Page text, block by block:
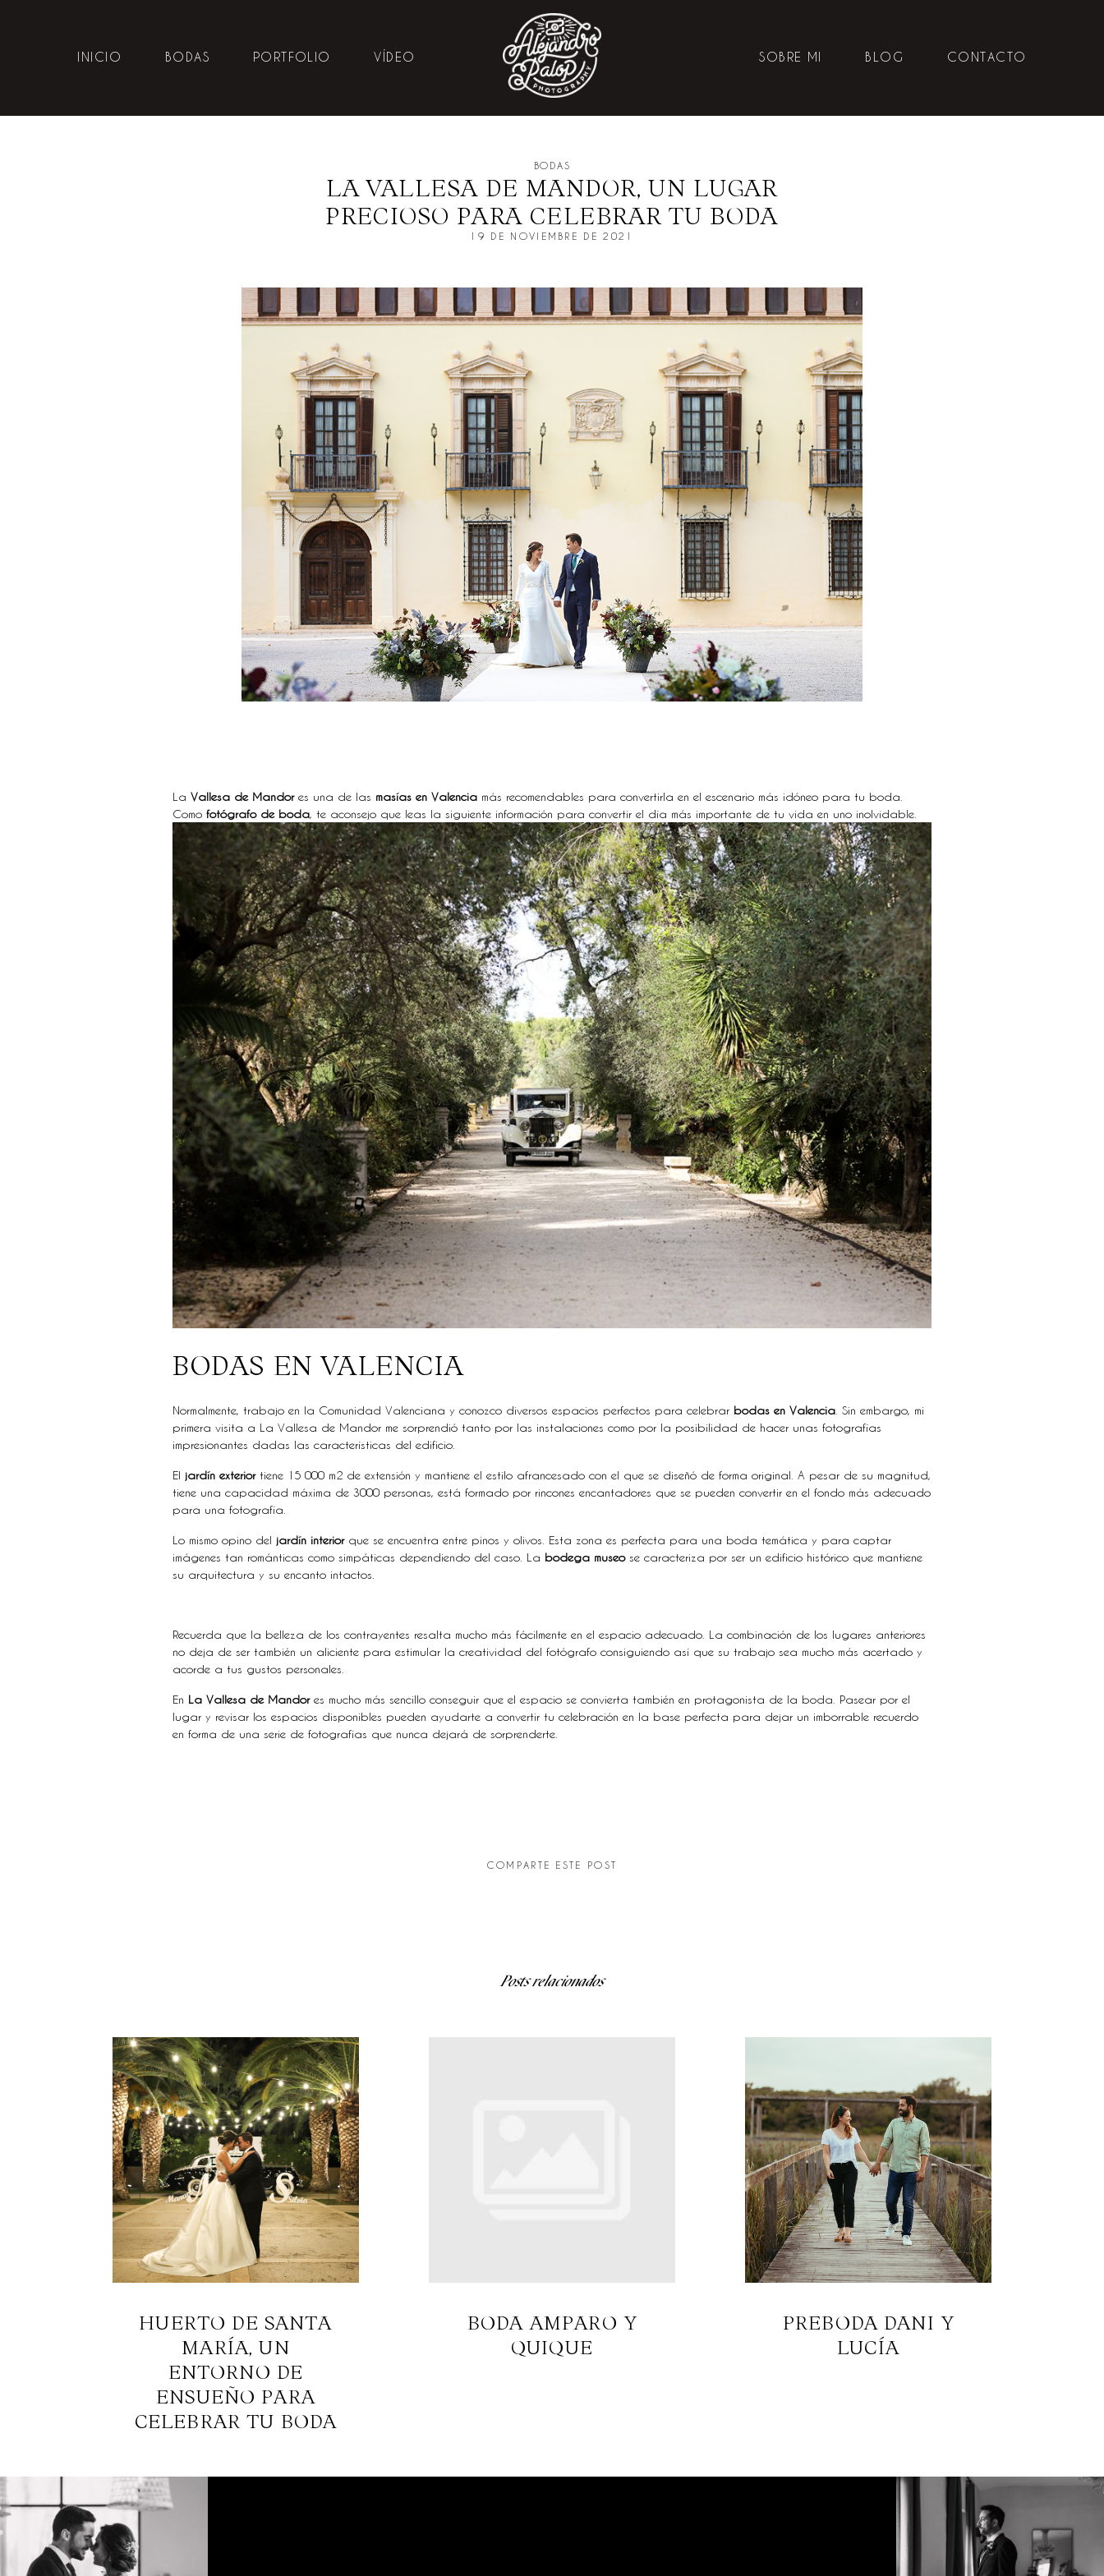
INICIO BODAS PORTFOLIO VÍDEO SOBRE MI BLOG CONTACTO
BODAS
LA VALLESA DE MANDOR, UN LUGAR
PRECIOSO PARA CELEBRAR TU BODA
19 DE NOVIEMBRE DE 2021
La Vallesa de Mandores una de las masías en Valenciamás recomendables para convertirla en el escenario más idóneo para tu boda.
Como fotógrafo de boda, te aconsejo que leas la siguiente información para convertir el día más importante de tu vida en uno inolvidable.
BODAS EN VALENCIA
Normalmente, trabajo en la Comunidad Valenciana y conozco diversos espacios perfectos para celebrar bodas en Valencia. Sin embargo, mi
primera visita a La Vallesa de Mandor me sorprendió tanto por las instalaciones como por la posibilidad de hacer unas fotografías
impresionantes dadas las características del edificio.
El jardín exteriortiene 15 000 m2 de extensión y mantiene el estilo afrancesado con el que se diseñó de forma original. A pesar de su magnitud,
tiene una capacidad máxima de 3000 personas, está formado por rincones encantadores que se pueden convertir en el fondo más adecuado
para una fotografía.
Lo mismo opino del jardín interiorque se encuentra entre pinos y olivos. Esta zona es perfecta para una boda temática y para captar
imágenes tan románticas como simpáticas dependiendo del caso. La bodega museose caracteriza por ser un edificio histórico que mantiene
su arquitectura y su encanto intactos.
Recuerda que la belleza de los contrayentes resalta mucho más fácilmente en el espacio adecuado. La combinación de los lugares anteriores
no deja de ser también un aliciente para estimular la creatividad del fotógrafo consiguiendo así que su trabajo sea mucho más acertado y
acorde a tus gustos personales.
En La Vallesa de Mandores mucho más sencillo conseguir que el espacio se convierta también en protagonista de la boda. Pasear por el
lugar y revisar los espacios disponibles pueden ayudarte a convertir tu celebración en la base perfecta para dejar un imborrable recuerdo
en forma de una serie de fotografías que nunca dejará de sorprenderte.
COMPARTE ESTE POST
Posts relacionados
HUERTO DE SANTA
MARÍA, UN
ENTORNO DE
ENSUEÑO PARA
CELEBRAR TU BODA
BODA AMPARO Y
QUIQUE
PREBODA DANI Y
LUCÍA